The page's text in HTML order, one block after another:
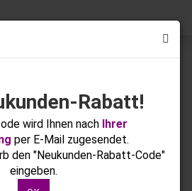
Rabatt!
wird Ihnen nach Ihrer
per E-Mail zugesendet.
den "Neukunden-Rabatt-Code"
eingeben.
»
Letzter »